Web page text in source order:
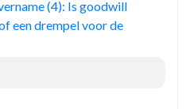
(4): Is goodwill
een drempel voor de